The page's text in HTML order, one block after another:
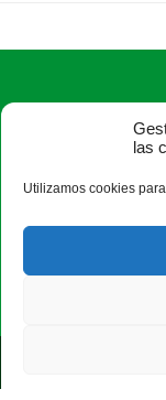
las
Utilizamos cookies
ASAJA
España · Tel.: +34